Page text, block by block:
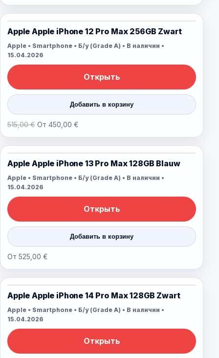
Apple Apple iPhone 12 Pro Max 256GB Zwart
Apple • Smartphone • Б/у (Grade A) • В наличии •
15.04.2026
Открыть
Добавить в корзину
515,00 € От 450,00 €
Apple Apple iPhone 13 Pro Max 128GB Blauw
Apple • Smartphone • Б/у (Grade A) • В наличии •
15.04.2026
Открыть
Добавить в корзину
От 525,00 €
Apple Apple iPhone 14 Pro Max 128GB Zwart
Apple • Smartphone • Б/у (Grade A) • В наличии •
15.04.2026
Открыть